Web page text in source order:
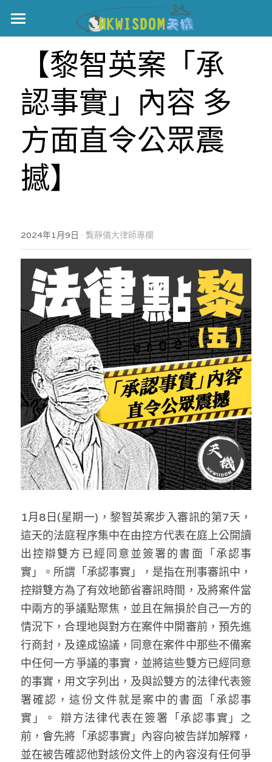
主頁
世界盃
伊美戰爭
黎智英案
正本清源•黎智英案
美西媒體謊言實錄
宏福火災
宏福‧革新
宏福火災正視聽
記錄．宏福苑火災
港聞
國際
娛樂
反華推手你要知
反華推手懶人包
民主派騙案十式
反華推手起底
美西霸凌內幕
美西極權主義
真相直擊
KOL 專欄
林淑芳專欄
屈穎妍專欄
朱庭萱專欄
莫綺琪專欄
黃萬成專欄
高松傑專欄
林伯強專欄
馮煒光專欄
趙處機專欄
KOL 精選
大衛sir專欄
曾子晴 - 晴深直說
龔靜儀大律師專欄
陳貴春大律師專欄
絕密法庭檔案
醫院口岸爆炸案
屠龍小隊案
黎智英案審訊
支聯會案
生活
吃喝玩指南
休閒好介紹
親子
關於我們
人才招聘
投稿熱線
支持讚助
條款及細則
關於我們
搜索
繁體中文
English
【黎智英案「承
認事實」內容 多
方面直令公眾震
撼】
2024年1月9日 · 龔靜儀大律師專欄
1月8日(星期一)，黎智英案步入審訊的第7天，
這天的法庭程序集中在由控方代表在庭上公開讀
出控辯雙方已經同意並簽署的書面「承認事
實」。所謂「承認事實」，是指在刑事審訊中，
控辯雙方為了有效地節省審訊時間，及將案件當
中兩方的爭議點聚焦，並且在無損於自己一方的
情況下，合理地與對方在案件中開審前，預先進
行商封，及達成協議，同意在案件中那些不備案
中任何一方爭議的事實，並將這些雙方已經同意
的事實，用文字列出，及與訟雙方的法律代表簽
署確認，這份文件就是案中的書面「承認事
實」。 辯方法律代表在簽署「承認事實」之
前，會先將「承認事實」內容向被告詳加解釋，
並在被告確認他對該份文件上的內容沒有任何爭